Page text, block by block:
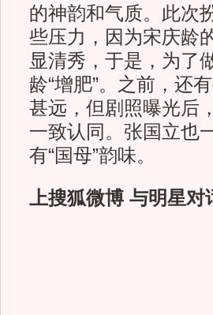
的神韵和气质。此次
些压力，因为宋庆龄
显清秀，于是，为了
龄“增肥”。之前，还
甚远，但剧照曝光后
一致认同。张国立也
有“国母”韵味。
上搜狐微博 与明星对